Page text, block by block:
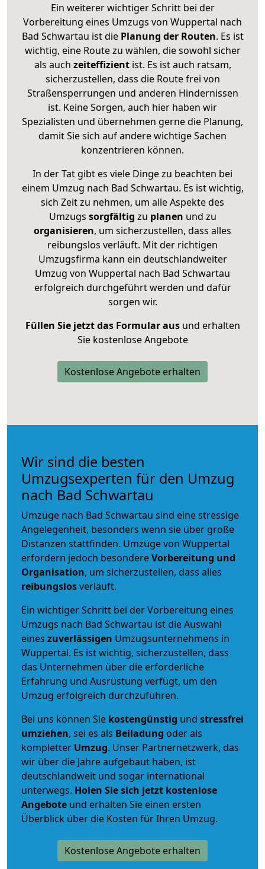
Ein weiterer wichtiger Schritt bei der
Vorbereitung eines Umzugs von Wuppertal nach
Bad Schwartau ist diePlanung der Routen. Es ist
wichtig, eine Route zu wählen, die sowohl sicher
als auch zeiteffizientist. Es ist auch ratsam,
sicherzustellen, dass die Route frei von
Straßensperrungen und anderen Hindernissen
ist. Keine Sorgen, auch hier haben wir
Spezialisten und übernehmen gerne die Planung,
damit Sie sich auf andere wichtige Sachen
konzentrieren können.
In der Tat gibt es viele Dinge zu beachten bei
einem Umzug nach Bad Schwartau. Es ist wichtig,
sich Zeit zu nehmen, um alle Aspekte des
Umzugs sorgfältig zu planen und zu
organisieren, um sicherzustellen, dass alles
reibungslos verläuft. Mit der richtigen
Umzugsfirma kann ein deutschlandweiter
Umzug von Wuppertal nach Bad Schwartau
erfolgreich durchgeführt werden und dafür
sorgen wir.
Füllen Sie jetzt das Formular ausund erhalten
Sie kostenlose Angebote
Kostenlose Angebote erhalten
Wir sind die besten
Umzugsexperten für den Umzug
nach Bad Schwartau
Umzüge nach Bad Schwartau sind eine stressige
Angelegenheit, besonders wenn sie über große
Distanzen stattfinden. Umzüge von Wuppertal
erfordern jedoch besondereVorbereitung und
Organisation, um sicherzustellen, dass alles
reibungslosverläuft.
Ein wichtiger Schritt bei der Vorbereitung eines
Umzugs nach Bad Schwartau ist die Auswahl
eines zuverlässigen Umzugsunternehmens in
Wuppertal. Es ist wichtig, sicherzustellen, dass
das Unternehmen über die erforderliche
Erfahrung und Ausrüstung verfügt, um den
Umzug erfolgreich durchzuführen.
Bei uns können Sie kostengünstig und stressfrei
umziehen, sei es als Beiladung oder als
kompletter Umzug. Unser Partnernetzwerk, das
wir über die Jahre aufgebaut haben, ist
deutschlandweit und sogar international
unterwegs. Holen Sie sich jetzt kostenlose
Angebote und erhalten Sie einen ersten
Überblick über die Kosten für Ihren Umzug.
Kostenlose Angebote erhalten